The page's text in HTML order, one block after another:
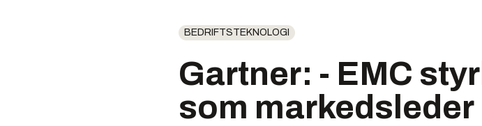
BEDRIFTSTEKNOLOGI
Gartner: - EMC
som markedsleder